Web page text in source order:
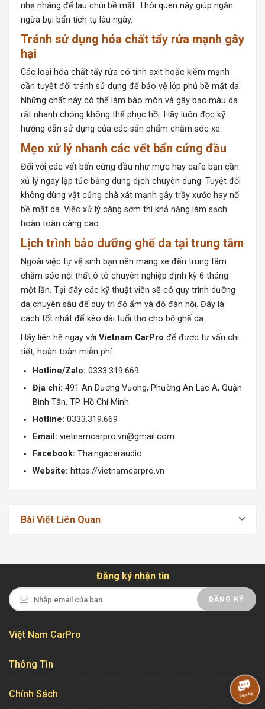
nhẹ nhàng để lau chùi bề mặt. Thói quen này giúp ngăn
ngừa bụi bẩn tích tụ lâu ngày.
Tránh sử dụng hóa chất tẩy rửa mạnh gây
hại
Các loại hóa chất tẩy rửa có tính axit hoặc kiềm mạnh
cần tuyệt đối tránh sử dụng để bảo vệ lớp phủ bề mặt da.
Những chất này có thể làm bào mòn và gây bạc màu da
rất nhanh chóng không thể phục hồi. Hãy luôn đọc kỹ
hướng dẫn sử dụng của các sản phẩm chăm sóc xe.
Mẹo xử lý nhanh các vết bẩn cứng đầu
Đối với các vết bẩn cứng đầu như mực hay cafe bạn cần
xử lý ngay lập tức bằng dung dịch chuyên dụng. Tuyệt đối
không dùng vật cứng chà xát mạnh gây trầy xước hay nổ
bề mặt da. Việc xử lý càng sớm thì khả năng làm sạch
hoàn toàn càng cao.
Lịch trình bảo dưỡng ghế da tại trung tâm
Ngoài việc tự vệ sinh bạn nên mang xe đến trung tâm
chăm sóc nội thất ô tô chuyên nghiệp định kỳ 6 tháng
một lần. Tại đây các kỹ thuật viên sẽ có quy trình dưỡng
da chuyên sâu để duy trì độ ẩm và độ đàn hồi. Đây là
cách tốt nhất để kéo dài tuổi thọ cho bộ ghế da.
Hãy liên hệ ngay với Vietnam CarPro để được tư vấn chi
tiết, hoàn toàn miễn phí:
Hotline/Zalo: 0333.319.669
Địa chỉ: 491 An Dương Vương, Phường An Lạc A, Quận
Bình Tân, TP. Hồ Chí Minh
Hotline: 0333.319.669
Email: vietnamcarpro.vn@gmail.com
Facebook: Thaingacaraudio
Website: https://vietnamcarpro.vn
Bài Viết Liên Quan
Đăng ký nhận tin
ĐĂNG KÝ
Việt Nam CarPro
Thông Tin
Chính Sách